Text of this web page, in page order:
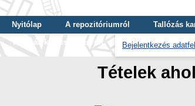
Nyitólap A repozitóriumról Tallózás
Tallózás kulcsszó szerint
Bejelentkezés
Tételek